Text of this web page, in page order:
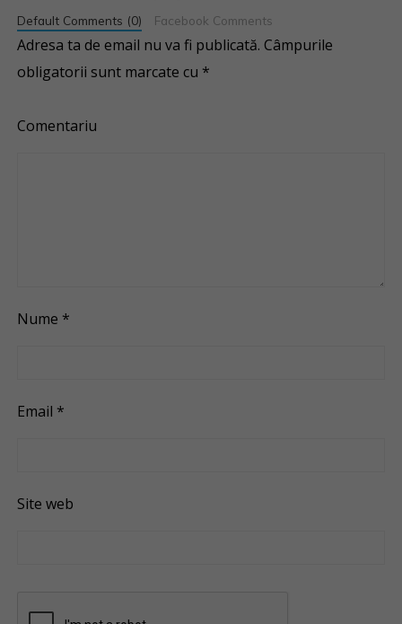
Default Comments (0) Facebook Comments
Adresa ta de email nu va fi publicată. Câmpurile
obligatorii sunt marcate cu *
Comentariu
Nume *
Email *
Site web